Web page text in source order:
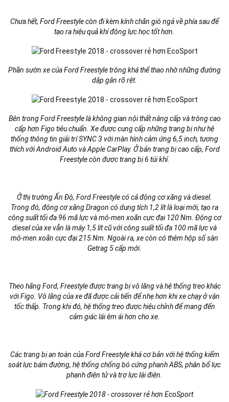
Chưa hết, Ford Freestyle còn đi kèm kính chắn gió ngả về phía sau để
tạo ra hiệu quả khí động lực học tốt hơn.
Phần sườn xe của Ford Freestyle trông khá thể thao nhờ những đường
dập gân rõ rệt.
Bên trong Ford Freestyle là không gian nội thất nâng cấp và trông cao
cấp hơn Figo tiêu chuẩn. Xe được cung cấp những trang bị như hệ
thống thông tin giải trí SYNC 3 với màn hình cảm ứng 6,5 inch, tương
thích với Android Auto và Apple CarPlay. Ở bản trang bị cao cấp, Ford
Freestyle còn được trang bị 6 túi khí.
Ở thị trường Ấn Độ, Ford Freestyle có cả động cơ xăng và diesel.
Trong đó, động cơ xăng Dragon có dung tích 1,2 lít là loại mới, tạo ra
công suất tối đa 96 mã lực và mô-men xoắn cực đại 120 Nm. Động cơ
diesel của xe vẫn là máy 1,5 lít cũ với công suất tối đa 100 mã lực và
mô-men xoắn cực đại 215 Nm. Ngoài ra, xe còn có thêm hộp số sàn
Getrag 5 cấp mới.
Theo hãng Ford, Freestyle được trang bị vô lăng và hệ thống treo khác
với Figo. Vô lăng của xe đã được cải tiến để nhẹ hơn khi xe chạy ở vận
tốc thấp. Trong khi đó, hệ thống treo được hiệu chỉnh để mang đến
cảm giác lái êm ái hơn cho xe.
Các trang bị an toàn của Ford Freestyle khá cơ bản với hệ thống kiểm
soát lực bám đường, hệ thống chống bó cứng phanh ABS, phân bổ lực
phanh điện tử và trợ lực lái điện.